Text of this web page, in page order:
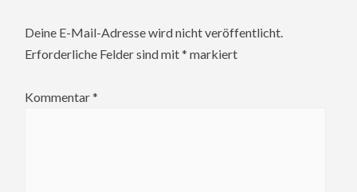
Deine E-Mail-Adresse wird nicht veröffentlicht.
Erforderliche Felder sind mit* markiert
Kommentar*